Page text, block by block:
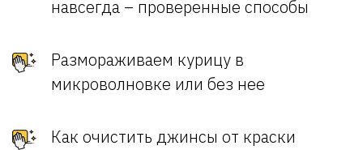
навсегда – проверенные способы
Размораживаем курицу в
микроволновке или без нее
Как очистить джинсы от краски